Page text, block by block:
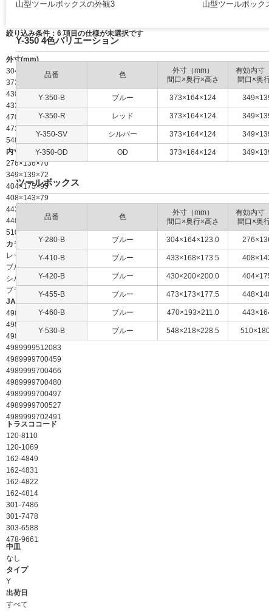
山型ツールボックスの外観3 山型ツールボック
Y-350 4色バリエーション
品番 色
外寸（mm）
間口×奥行×高さ
有効内寸
間口×奥
Y-350-B ブルー 373×164×124
Y-350-R レッド 373×164×124
Y-350-SV シルバー 373×164×124
Y-350-OD OD 373×164×124
ツールボックス
品番 色
外寸（mm）
間口×奥行×高さ
有効内寸
間口×奥
Y-280-B ブルー 304×164×123.0
Y-410-B ブルー 433×168×173.5
Y-420-B ブルー 430×200×200.0
Y-455-B ブルー 473×173×177.5
Y-460-B ブルー 470×193×211.0
Y-530-B ブルー 548×218×228.5
絞り込み条件： 6 項目の仕様が未選択です
外寸(mm)
304×164×123
373×164×124
430×200×200
433×168×173.5
470×193×211
473×173×177.5
548×218×228.5
内寸(mm)
276×136×70
349×139×72
404×175×95
408×143×79
443×164×99
448×148×82
510×180×112
カラー
レッド
ブルー
シルバー
ブラウン
JANコード
4989999317718
4989999510294
4989999512076
4989999512083
4989999700459
4989999700466
4989999700480
4989999700497
4989999700527
4989999702491
トラスココード
120-8110
120-1069
162-4849
162-4831
162-4822
162-4814
301-7486
301-7478
303-6588
478-9661
中皿
なし
タイプ
Y
出荷日
すべて